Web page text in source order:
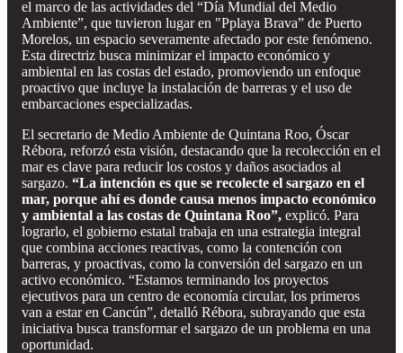
el marco de las actividades del “Día Mundial del Medio
Ambiente”, que tuvieron lugar en "Pplaya Brava” de Puerto
Morelos, un espacio severamente afectado por este fenómeno.
Esta directriz busca minimizar el impacto económico y
ambiental en las costas del estado, promoviendo un enfoque
proactivo que incluye la instalación de barreras y el uso de
embarcaciones especializadas.
El secretario de Medio Ambiente de Quintana Roo, Óscar
Rébora, reforzó esta visión, destacando que la recolección en el
mar es clave para reducir los costos y daños asociados al
sargazo. “La intención es que se recolecte el sargazo en el
mar, porque ahí es donde causa menos impacto económico
y ambiental a las costas de Quintana Roo”, explicó. Para
lograrlo, el gobierno estatal trabaja en una estrategia integral
que combina acciones reactivas, como la contención con
barreras, y proactivas, como la conversión del sargazo en un
activo económico. “Estamos terminando los proyectos
ejecutivos para un centro de economía circular, los primeros
van a estar en Cancún”, detalló Rébora, subrayando que esta
iniciativa busca transformar el sargazo de un problema en una
oportunidad.